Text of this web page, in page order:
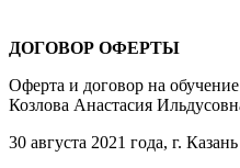
ДОГОВОР ОФЕРТЫ
Оферта и договор на
Козлова Анастасия
30 августа 2021 года, г. Казань